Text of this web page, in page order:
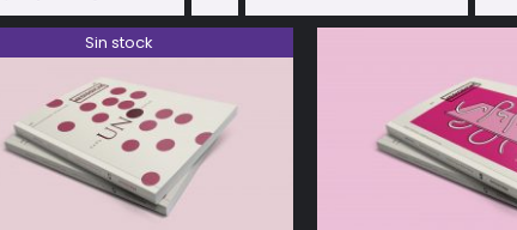
Sin stock
DETALLES AÑADIR AL CARRITO